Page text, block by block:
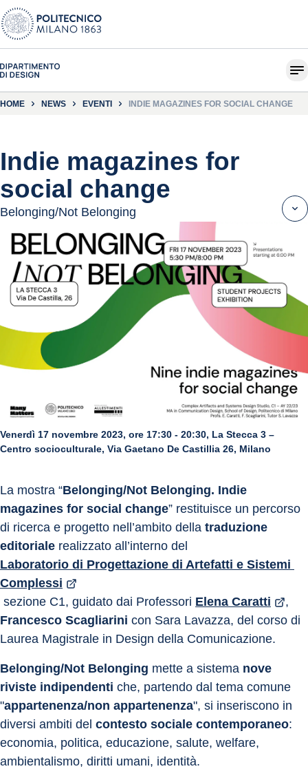
HOME NEWS EVENTI INDIE MAGAZINES FOR SOCIAL CHANGE
Indie magazines for
social change
Belonging/Not Belonging
Venerdì 17 novembre 2023, ore 17:30 - 20:30, La Stecca 3 –
Centro socioculturale, Via Gaetano De Castillia 26, Milano
La mostra “Belonging/Not Belonging. Indie
magazines for social change” restituisce un percorso
di ricerca e progetto nell’ambito della traduzione
editoriale realizzato all’interno del
Laboratorio di Progettazione di Artefatti e Sistemi
Complessi
sezione C1, guidato dai Professori Elena Caratti
,
Francesco Scagliarini con Sara Lavazza, del corso di
Laurea Magistrale in Design della Comunicazione.
Belonging/Not Belonging mette a sistema nove
riviste indipendenti che, partendo dal tema comune
"appartenenza/non appartenenza", si inseriscono in
diversi ambiti del contesto sociale contemporaneo:
economia, politica, educazione, salute, welfare,
ambientalismo, diritti umani, identità.